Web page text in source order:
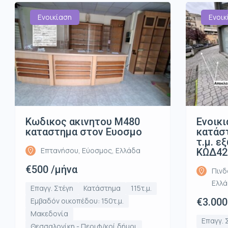
Ενοικίαση
Κωδικος ακινητου Μ480
καταστημα στον Ευοσμο
Επτανήσου, Εύοσμος, Ελλάδα
€500 /μήνα
Επαγγ. Στέγη Κατάστημα
115τ.μ.
Εμβαδόν οικοπέδου: 150τ.μ.
Μακεδονία
τ.μ.
Επαγγ.